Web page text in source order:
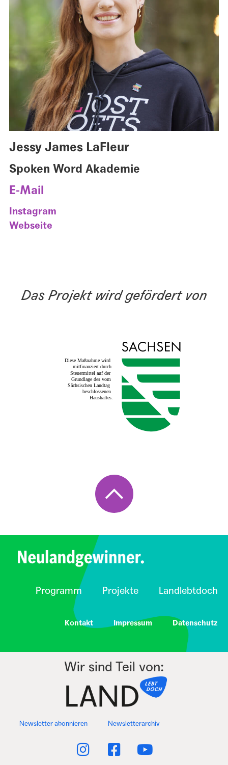
Jessy James LaFleur
Spoken Word Akademie
E-Mail
Instagram
Webseite
Das Projekt wird gefördert von
Programm Projekte Landlebtdoch
Kontakt Impressum Datenschutz
Wir sind Teil von:
Newsletter abonnieren Newsletterarchiv